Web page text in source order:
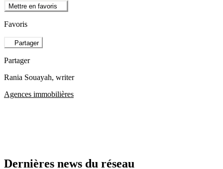
Mettre en favoris
Favoris
Partager
Partager
Rania Souayah, writer
Agences immobilières
Dernières news du réseau